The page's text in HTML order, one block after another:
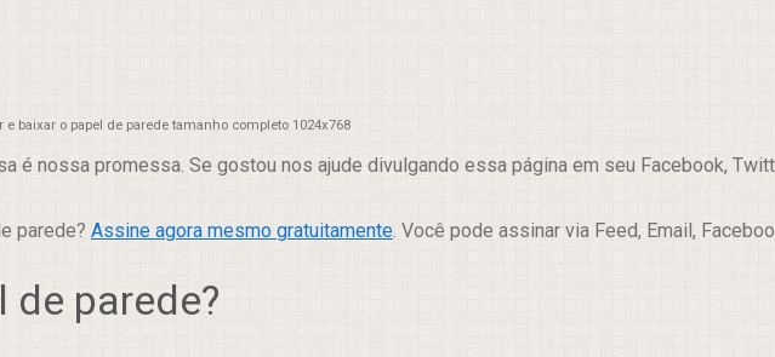
e baixar o papel de parede tamanho completo 1024x768
nossa promessa. Se gostou nos ajude divulgando essa página em seu Facebook,
parede? Assine agora mesmo gratuitamente. Você pode assinar via Feed, Email,
parede?